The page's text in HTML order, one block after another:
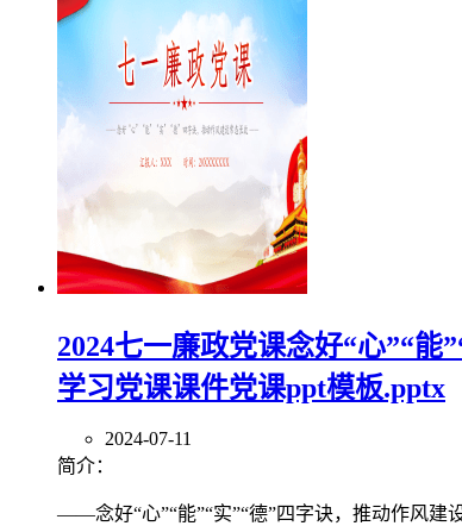
2024七一廉政党课念好“心”“
学习党课课件党课ppt模板.pptx
2024-07-11
简介：
——念好“心”“能”“实”“德”四字诀，推动作风建